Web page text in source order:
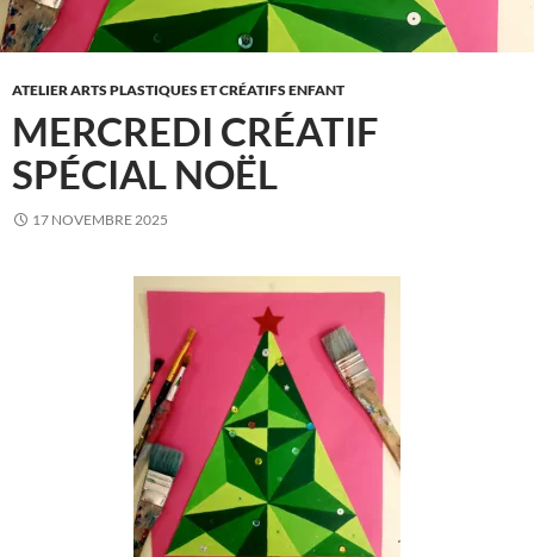
ATELIER ARTS PLASTIQUES ET CRÉATIFS ENFANT
MERCREDI CRÉATIF
SPÉCIAL NOËL
17 NOVEMBRE 2025